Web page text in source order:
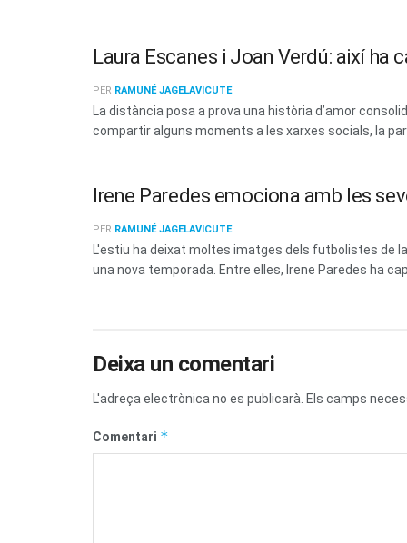
Laura Escanes i Joan Verdú: així ha
PER RAMUNÉ JAGELAVICUTE
La distància posa a prova una història d’amor
compartir alguns moments a les xarxes socials, la
Irene Paredes emociona amb les
PER RAMUNÉ JAGELAVICUTE
L'estiu ha deixat moltes imatges dels futbolistes de
una nova temporada. Entre elles, Irene Paredes ha
Deixa un comentari
L'adreça electrònica no es publicarà. Els camps
Comentari *